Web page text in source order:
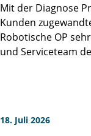
Mit der Diagnose
Kunden
Robotische OP
und Serviceteam
18. Juli 2026